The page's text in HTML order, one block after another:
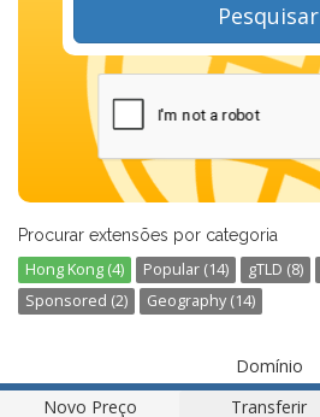
Pesquisar
Procurar extensões por categoria
Hong Kong (4) Popular (14) gTLD (8)
Sponsored (2)
Geography (14)
Domínio
Novo Preço
Transferir